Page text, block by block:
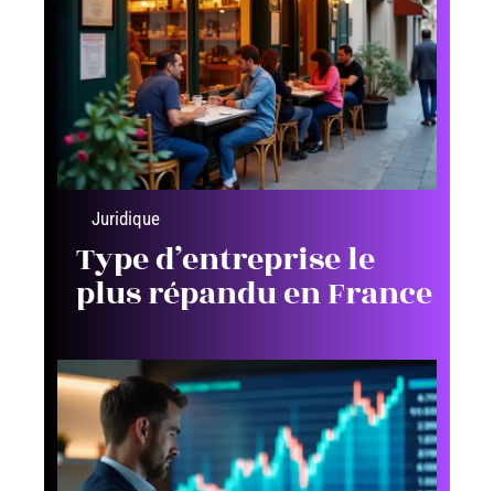
Juridique
Type d’entreprise le
plus répandu en France